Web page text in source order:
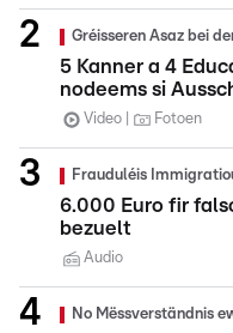
Gréisseren Asaz bei
5 Kanner a 4
nodeems si
Video Fotoen
Frauduléis
6.000 Euro fir
bezuelt
Audio
No Mëssverständnis